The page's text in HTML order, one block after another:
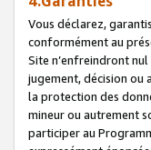
Vous déclarez,
conformément au
Site n’enfreindront
jugement, décision ou
la protection des
mineur ou autrement
participer au